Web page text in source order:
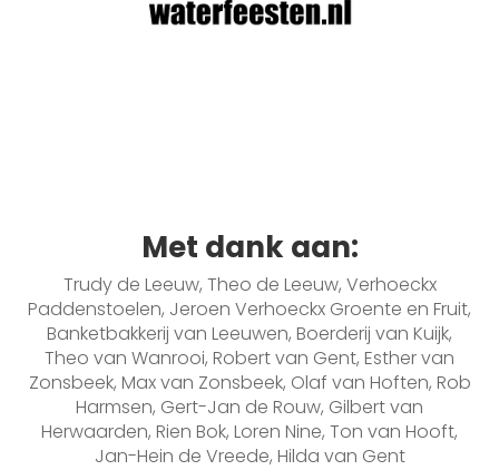
Met dank aan:
Trudy de Leeuw, Theo de Leeuw, Verhoeckx
Paddenstoelen, Jeroen Verhoeckx Groente en Fruit,
Banketbakkerij van Leeuwen, Boerderij van Kuijk,
Theo van Wanrooi, Robert van Gent, Esther van
Zonsbeek, Max van Zonsbeek, Olaf van Hoften, Rob
Harmsen, Gert-Jan de Rouw, Gilbert van
Herwaarden, Rien Bok, Loren Nine, Ton van Hooft,
Jan-Hein de Vreede, Hilda van Gent